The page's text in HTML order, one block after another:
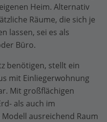
Heim. Alternativ
Räume, die sich je
lassen, sei es als
Büro.
benötigen, stellt ein
mit Einliegerwohnung
Mit großflächigen
als auch im
ausreichend Raum